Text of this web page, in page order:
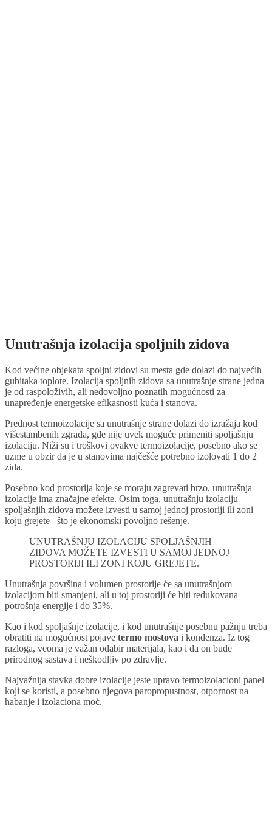
Unutrašnja izolacija spoljnih zidova
Kod većine objekata spoljni zidovi su mesta gde dolazi do najvećih
gubitaka toplote. Izolacija spoljnih zidova sa unutrašnje strane jedna
je od raspoloživih, ali nedovoljno poznatih mogućnosti za
unapređenje energetske efikasnosti kuća i stanova.
Prednost termoizolacije sa unutrašnje strane dolazi do izražaja kod
višestambenih zgrada, gde nije uvek moguće primeniti spoljašnju
izolaciju. Niži su i troškovi ovakve termoizolacije, posebno ako se
uzme u obzir da je u stanovima najčešće potrebno izolovati 1 do 2
zida.
Posebno kod prostorija koje se moraju zagrevati brzo, unutrašnja
izolacije ima značajne efekte. Osim toga, unutrašnju izolaciju
spoljašnjih zidova možete izvesti u samoj jednoj prostoriji ili zoni
koju grejete– što je ekonomski povoljno rešenje.
UNUTRAŠNJU IZOLACIJU SPOLJAŠNJIH
ZIDOVA MOŽETE IZVESTI U SAMOJ JEDNOJ
PROSTORIJI ILI ZONI KOJU GREJETE.
Unutrašnja površina i volumen prostorije će sa unutrašnjom
izolacijom biti smanjeni, ali u toj prostoriji će biti redukovana
potrošnja energije i do 35%.
Kao i kod spoljašnje izolacije, i kod unutrašnje posebnu pažnju treba
obratiti na mogućnost pojave termo mostova i kondenza. Iz tog
razloga, veoma je važan odabir materijala, kao i da on bude
prirodnog sastava i neškodljiv po zdravlje.
Najvažnija stavka dobre izolacije jeste upravo termoizolacioni panel
koji se koristi, a posebno njegova paropropustnost, otpornost na
habanje i izolaciona moć.